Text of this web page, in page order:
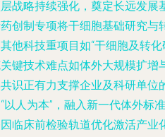
战略持续强化，奠定长远发展
创制专项将干细胞基础研究与
他科技重项目如“干细胞及转
键技术难点如体外大规模扩增
识正有力支撑企业及科研单位
以人为本”，融入新一代体外标
临床前检验轨道优化激活产业